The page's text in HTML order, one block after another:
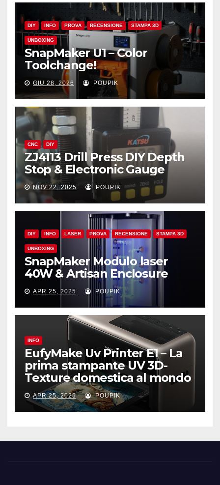
DIY INFO PROVA RECENSIONE STAMPA 3D
UNBOXING
SnapMaker U1 – Color
Toolchange!
GIU 28, 2026 POUPIK
CNC DIY
ZJ4113 Drill Press DIY Depth
Stop & Electronic Gauge
NOV 22, 2025 POUPIK
DIY INFO LASER PROVA RECENSIONE STAMPA 3D
UNBOXING
SnapMaker Modulo laser
40W & Artisan Enclosure
APR 25, 2025 POUPIK
INFO
EufyMake Uv Printer E1 – La
prima stampante UV 3D-
Texture domestica al mondo
APR 25, 2025 POUPIK